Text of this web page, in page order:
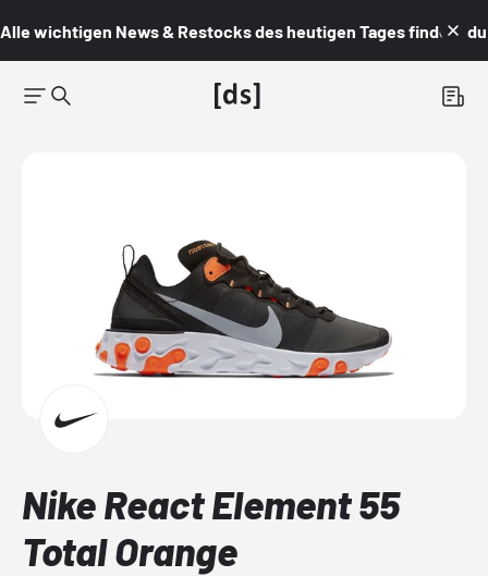
Alle wichtigen News & Restocks des heutigen Tages findest du
Nike React Element 55
Total Orange